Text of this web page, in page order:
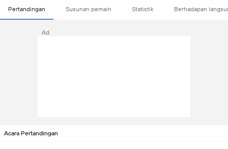
Pertandingan Susunan pemain Statistik Berhadapan
Ad
Acara Pertandingan